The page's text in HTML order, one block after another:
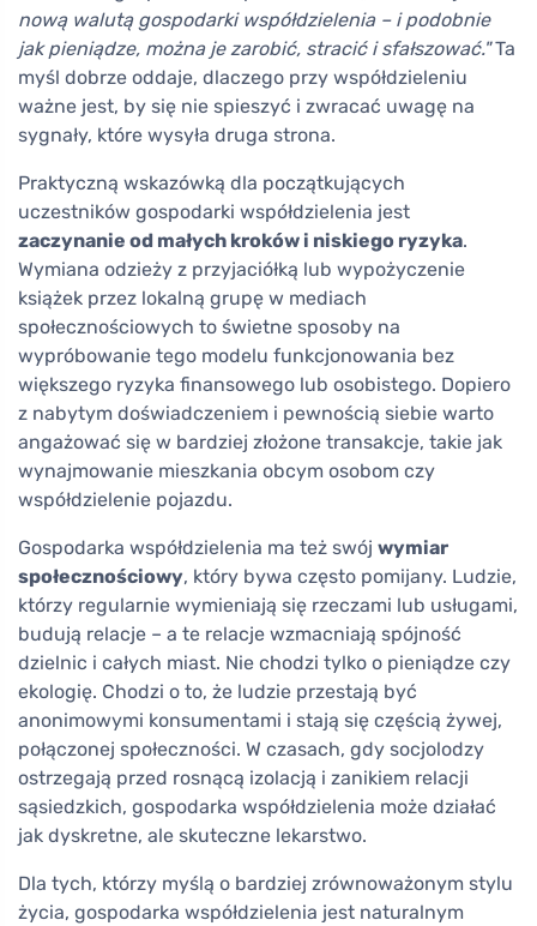
nową walutą gospodarki współdzielenia – i podobnie
jak pieniądze, można je zarobić, stracić i sfałszować."Ta
myśl dobrze oddaje, dlaczego przy współdzieleniu
ważne jest, by się nie spieszyć i zwracać uwagę na
sygnały, które wysyła druga strona.
Praktyczną wskazówką dla początkujących
uczestników gospodarki współdzielenia jest
zaczynanie od małych kroków i niskiego ryzyka.
Wymiana odzieży z przyjaciółką lub wypożyczenie
książek przez lokalną grupę w mediach
społecznościowych to świetne sposoby na
wypróbowanie tego modelu funkcjonowania bez
większego ryzyka finansowego lub osobistego. Dopiero
z nabytym doświadczeniem i pewnością siebie warto
angażować się w bardziej złożone transakcje, takie jak
wynajmowanie mieszkania obcym osobom czy
współdzielenie pojazdu.
Gospodarka współdzielenia ma też swój wymiar
społecznościowy, który bywa często pomijany. Ludzie,
którzy regularnie wymieniają się rzeczami lub usługami,
budują relacje – a te relacje wzmacniają spójność
dzielnic i całych miast. Nie chodzi tylko o pieniądze czy
ekologię. Chodzi o to, że ludzie przestają być
anonimowymi konsumentami i stają się częścią żywej,
połączonej społeczności. W czasach, gdy socjolodzy
ostrzegają przed rosnącą izolacją i zanikiem relacji
sąsiedzkich, gospodarka współdzielenia może działać
jak dyskretne, ale skuteczne lekarstwo.
Dla tych, którzy myślą o bardziej zrównoważonym stylu
życia, gospodarka współdzielenia jest naturalnym